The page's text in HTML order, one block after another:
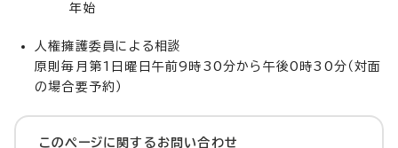
年始
人権擁護委員による相談
原則毎月第1日曜日午前9時30分から午後0時30分（対面
の場合要予約）
このページに関する お問い合わせ